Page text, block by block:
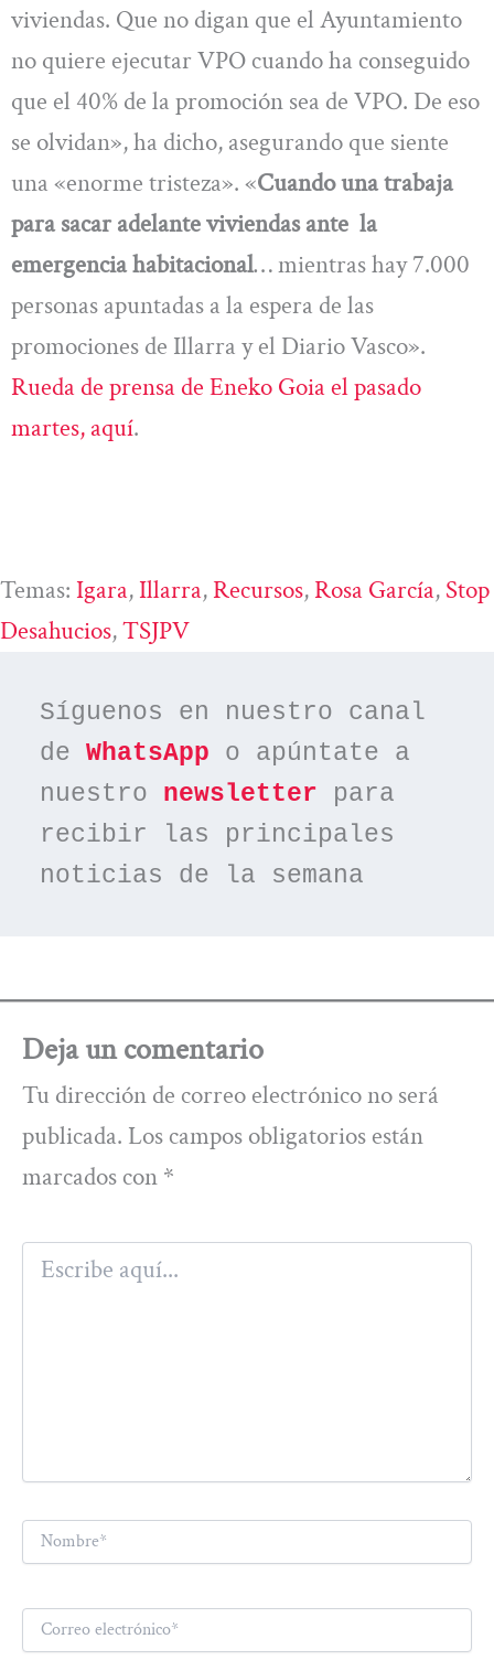
viviendas. Que no digan que el Ayuntamiento
no quiere ejecutar VPO cuando ha conseguido
que el 40% de la promoción sea de VPO. De eso
se olvidan», ha dicho, asegurando que siente
una «enorme tristeza». «Cuando una trabaja
para sacar adelante viviendas ante la
emergencia habitacional… mientras hay 7.000
personas apuntadas a la espera de las
promociones de Illarra y el Diario Vasco».
Rueda de prensa de Eneko Goia el pasado
martes, aquí.
Temas: Igara, Illarra, Recursos, Rosa García, Stop
Desahucios, TSJPV
Síguenos en nuestro canal
de WhatsApp o apúntate a
nuestro newsletter para
recibir las principales
noticias de la semana
Deja un comentario
Tu dirección de correo electrónico no será
publicada. Los campos obligatorios están
marcados con *
Escribe
aquí...
Nombre*
Correo
electrónico*